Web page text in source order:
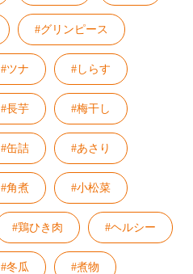
#グリンピース
#ツナ #しらす
#長芋 #梅干し
#缶詰 #あさり
#角煮 #小松菜
#鶏ひき肉 #ヘルシー
#冬瓜 #煮物